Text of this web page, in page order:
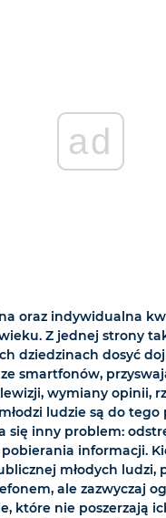
ad
oraz indywidualna
Z jednej strony
dziedzinach dosyć
smartfonów,
wymiany opinii,
ludzie są do tego
się inny problem:
informacji.
młodych ludzi,
ale zazwyczaj
które nie poszerzają